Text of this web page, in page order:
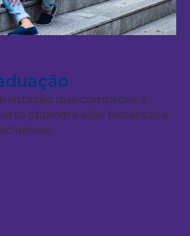
que comprove a
(diploma e/ou histórico) e